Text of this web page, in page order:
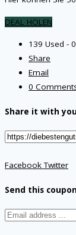
DEAL HOLEN
139 Used -
Share
Email
0
Share it with
FacebookTwitter
Send this